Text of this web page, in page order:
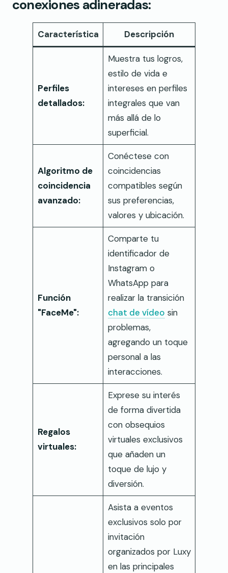
conexiones adineradas:
Característica Descripción
Perfiles
detallados:
Muestra tus logros,
estilo de vida e
intereses en perfiles
integrales que van
más allá de lo
superficial.
Algoritmo de
coincidencia
avanzado:
Conéctese con
coincidencias
compatibles según
sus preferencias,
valores y ubicación.
Función
"FaceMe":
Comparte tu
identificador de
Instagram o
WhatsApp para
realizar la transición
chat de vídeo sin
problemas,
agregando un toque
personal a las
interacciones.
Regalos
virtuales:
Exprese su interés
de forma divertida
con obsequios
virtuales exclusivos
que añaden un
toque de lujo y
diversión.
Asista a eventos
exclusivos solo por
invitación
organizados por Luxy
en las principales